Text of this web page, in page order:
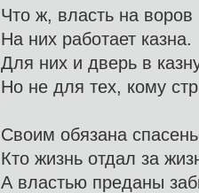
Что ж, власть на
На них работает казна.
Для них и дверь в
Но не для тех, кому
Своим обязана
Кто жизнь отдал за
А властью преданы